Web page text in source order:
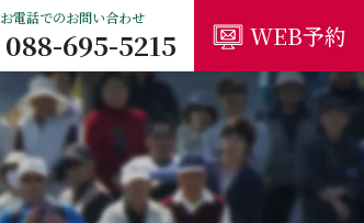
お電話でのお問い合わせ
088-695-5215 WEB予約